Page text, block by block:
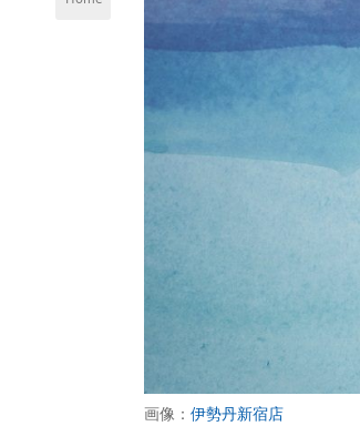
画像： 伊勢丹新宿店